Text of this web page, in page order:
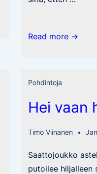
Chilipäiväkirja
Lisää
+
säätöä
Read more →
Pohdintoja
Hei vaan
Timo Viinanen
Saattojoukko
putoilee hiljalleen